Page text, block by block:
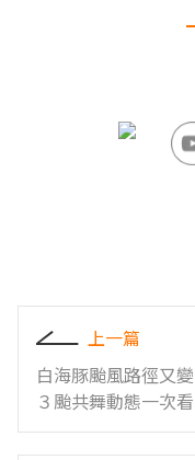
上一篇
白海豚颱風路徑又
３颱共舞動態一次看